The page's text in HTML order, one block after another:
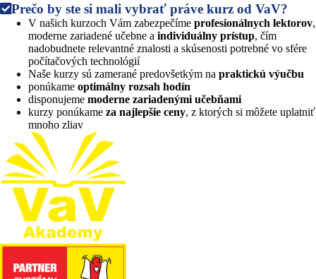
Prečo by ste si mali vybrať práve kurz od VaV?
V našich kurzoch Vám zabezpečíme profesionálnych lektorov,
moderne zariadené učebne a individuálny prístup, čím
nadobudnete relevantné znalosti a skúsenosti potrebné vo sfére
počítačových technológií
Naše kurzy sú zamerané predovšetkým na praktickú výučbu
ponúkame optimálny rozsah hodín
disponujeme moderne zariadenými učebňami
kurzy ponúkame za najlepšie ceny, z ktorých si môžete uplatniť
mnoho zliav